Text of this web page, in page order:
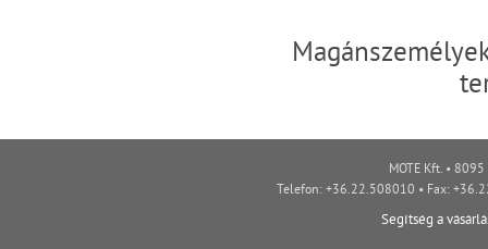
MOTE Kft. •
Telefon: +36.22.508010 • Fax:
Segítség a